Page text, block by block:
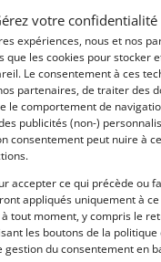
votre confidentialité
expériences, nous et nos
que les cookies pour stocker
Le consentement à ces
partenaires, de traiter des
le comportement de
publicités (non-)
consentement peut nuire à
accepter ce qui précède ou
appliqués uniquement à
tout moment, y compris le
les boutons de la politique
gestion du consentement en
AYAULT